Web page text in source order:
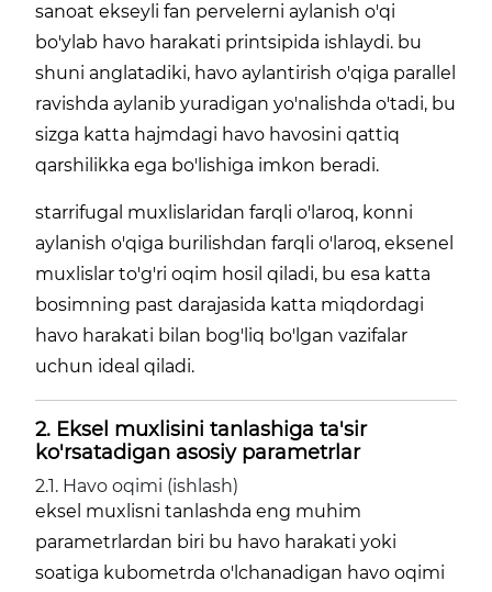
sanoat ekseyli fan pervelerni aylanish o'qi
bo'ylab havo harakati printsipida ishlaydi. bu
shuni anglatadiki, havo aylantirish o'qiga parallel
ravishda aylanib yuradigan yo'nalishda o'tadi, bu
sizga katta hajmdagi havo havosini qattiq
qarshilikka ega bo'lishiga imkon beradi.
starrifugal muxlislaridan farqli o'laroq, konni
aylanish o'qiga burilishdan farqli o'laroq, eksenel
muxlislar to'g'ri oqim hosil qiladi, bu esa katta
bosimning past darajasida katta miqdordagi
havo harakati bilan bog'liq bo'lgan vazifalar
uchun ideal qiladi.
2. Eksel muxlisini tanlashiga ta'sir
ko'rsatadigan asosiy parametrlar
2.1. Havo oqimi (ishlash)
eksel muxlisni tanlashda eng muhim
parametrlardan biri bu havo harakati yoki
soatiga kubometrda o'lchanadigan havo oqimi